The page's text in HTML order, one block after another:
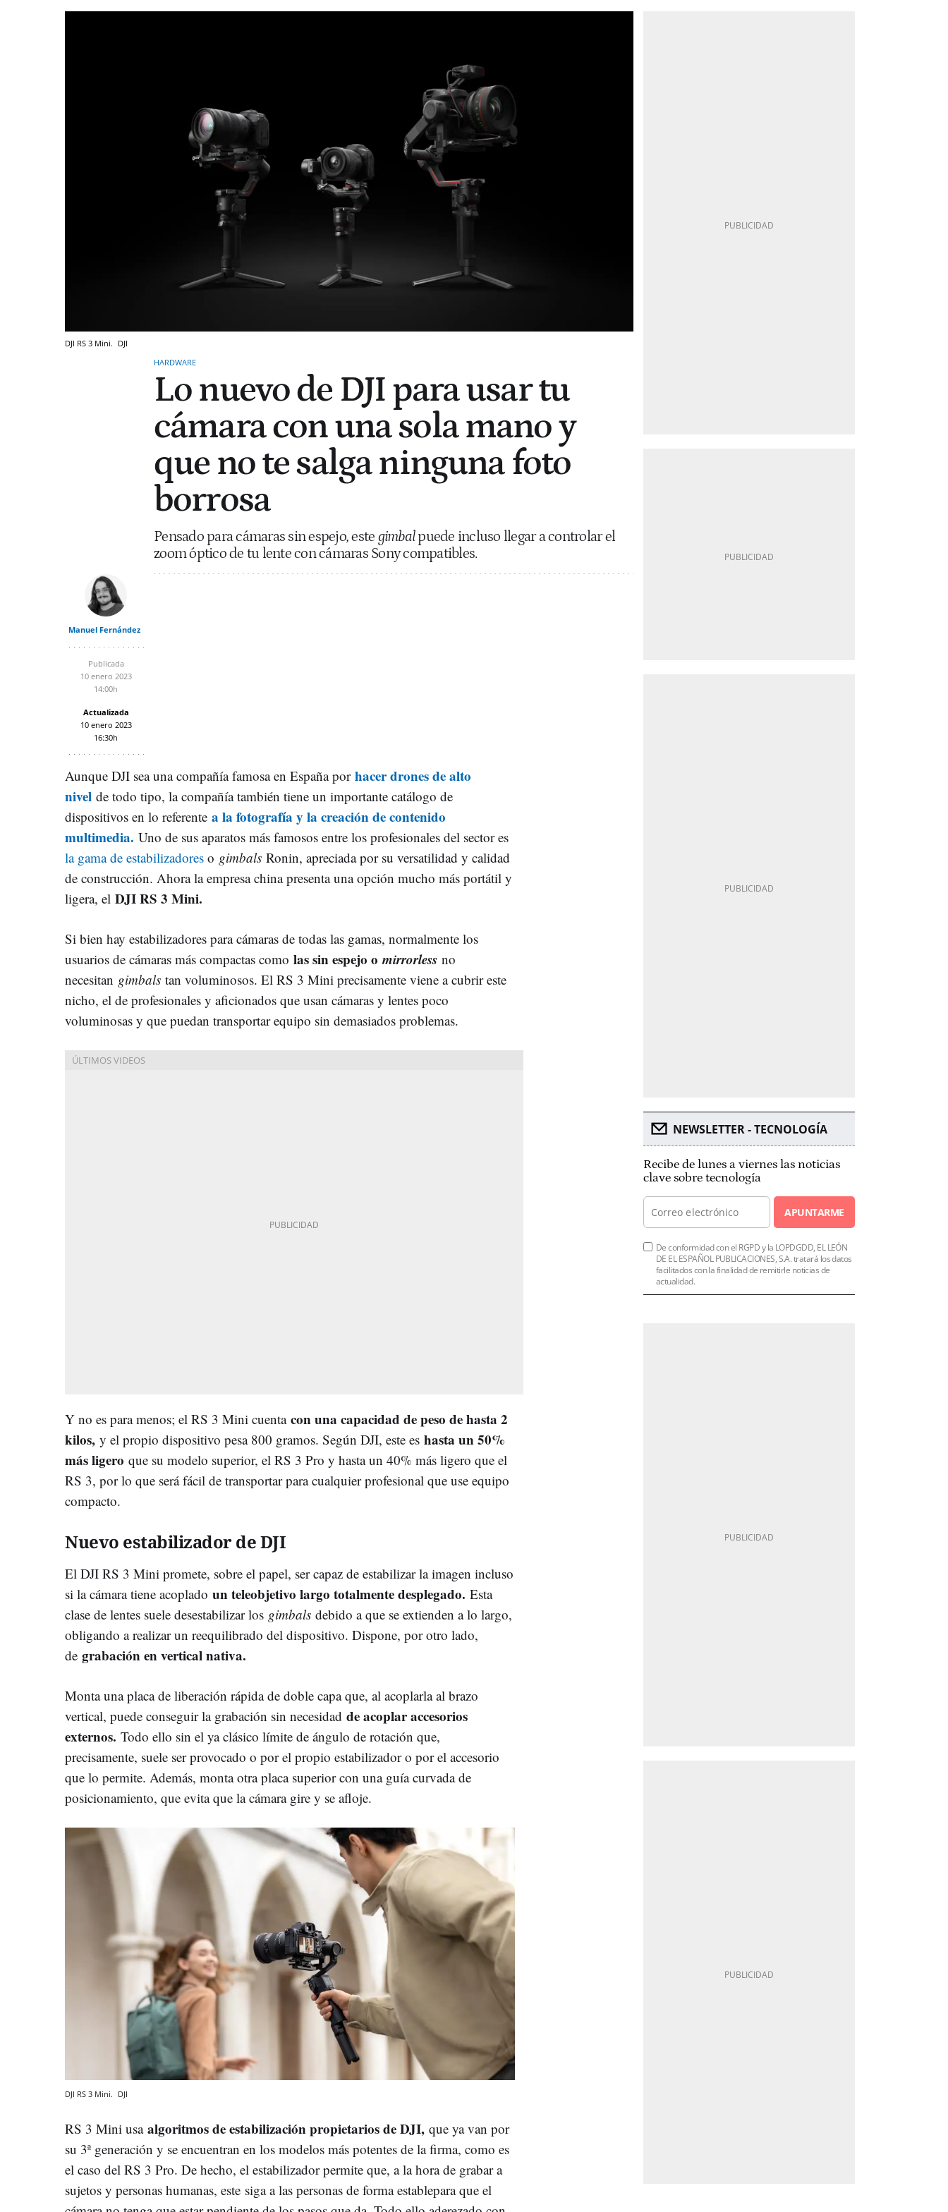
DJI RS 3 Mini. DJI
HARDWARE
Lo nuevo de DJI para usar tu
cámara con una sola mano y
que no te salga ninguna foto
borrosa
Pensado para cámaras sin espejo,este gimbalpuede incluso llegar a controlar el
zoom óptico de tu lente con cámaras Sony compatibles.
Manuel Fernández
Publicada
10 enero 2023
14:00h
Actualizada
10 enero 2023
16:30h
Aunque DJI sea una compañía famosa en España por hacer drones de alto
nivel de todo tipo, la compañía también tiene un importante catálogo de
dispositivos en lo referente a la fotografía y la creación de contenido
multimedia. Uno de sus aparatos más famosos entre los profesionales del sector es
la gama de estabilizadores o gimbals Ronin, apreciada por su versatilidad y calidad
de construcción. Ahora la empresa china presenta una opción mucho más portátil y
ligera, el DJI RS 3 Mini.
Si bien hay estabilizadores para cámaras de todas las gamas, normalmente los
usuarios de cámaras más compactas como las sin espejo omirrorless no
necesitan gimbals tan voluminosos. El RS 3 Mini precisamente viene a cubrir este
nicho, el de profesionales y aficionados que usan cámaras y lentes poco
voluminosas y que puedan transportar equipo sin demasiados problemas.
Y no es para menos; el RS 3 Mini cuenta con una capacidad de peso de hasta 2
kilos, y el propio dispositivo pesa 800 gramos. Según DJI, este es hasta un 50%
más ligero que su modelo superior, el RS 3 Pro y hasta un 40% más ligero que el
RS 3, por lo que será fácil de transportar para cualquier profesional que use equipo
compacto.
Nuevo estabilizador de DJI
El DJI RS 3 Mini promete, sobre el papel, ser capaz de estabilizar la imagen incluso
si la cámara tiene acoplado un teleobjetivo largo totalmente desplegado. Esta
clase de lentes suele desestabilizar los gimbals debido a que se extienden a lo largo,
obligando a realizar un reequilibrado del dispositivo. Dispone, por otro lado,
de grabación en vertical nativa.
Monta una placa de liberación rápida de doble capa que, al acoplarla al brazo
vertical, puede conseguir la grabación sin necesidad de acoplar accesorios
externos. Todo ello sin el ya clásico límite de ángulo de rotación que,
precisamente, suele ser provocado o por el propio estabilizador o por el accesorio
que lo permite. Además, monta otra placa superior con una guía curvada de
posicionamiento, que evita que la cámara gire y se afloje.
DJI RS 3 Mini. DJI
RS 3 Mini usa algoritmos de estabilización propietarios de DJI, que ya van por
su 3ª generación y se encuentran en los modelos más potentes de la firma, como es
el caso del RS 3 Pro. De hecho, el estabilizador permite que, a la hora de grabar a
sujetos y personas humanas, este siga a las personas de forma establepara que el
NEWSLETTER - TECNOLOGÍA
Recibe de lunes a viernes las noticias
clave sobre tecnología
APUNTARME
De conformidad con el RGPD y la LOPDGDD, EL LEÓN
DE EL ESPAÑOL PUBLICACIONES, S.A. tratará los datos
facilitados con la finalidad de remitirle noticias de
actualidad.